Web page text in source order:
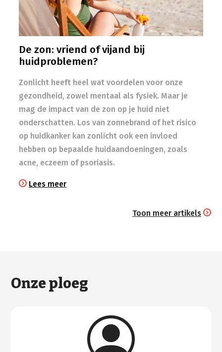
De zon: vriend of vijand bij
huidproblemen?
Zonlicht heeft heel wat voordelen voor onze
gezondheid, zowel mentaal als fysiek. Maar je
mag de impact van de zon op je huid niet
onderschatten. Los van zonnebrand of het risico
op huidkanker kan zonlicht ook een invloed
hebben op bepaalde huidaandoeningen, zoals
acne, eczeem of psoriasis.
Lees meer
Toon meer artikels
Onze ploeg